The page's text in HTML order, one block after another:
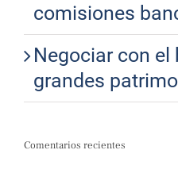
comisiones
Negociar con
grandes
Comentarios recientes